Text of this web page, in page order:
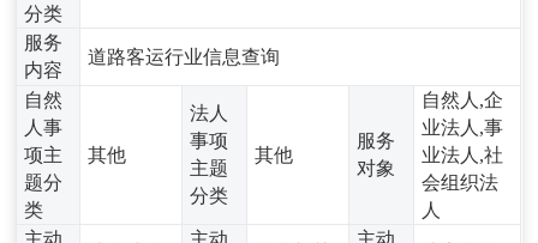
分类
服务
内容
道路客运行业信息查询
自然
人事
项主
题分
类
其他
法人
事项
主题
分类
其他
服务
对象
自然人,企
业法人,事
业法人,社
会组织法
人